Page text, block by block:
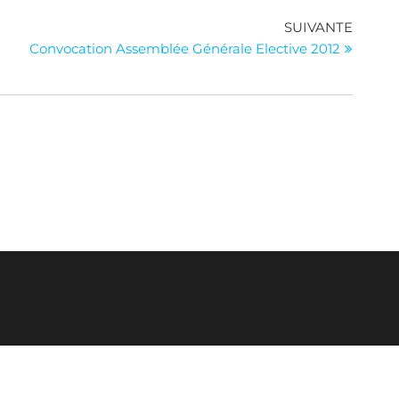
SUIVANTE
Convocation Assemblée Générale Elective 2012